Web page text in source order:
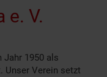
e. V.
Jahr 1950 als
Unser Verein setzt